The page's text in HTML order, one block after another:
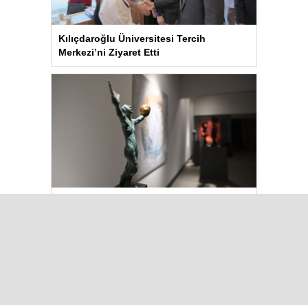
Kılıçdaroğlu Üniversitesi Tercih
Merkezi’ni Ziyaret Etti